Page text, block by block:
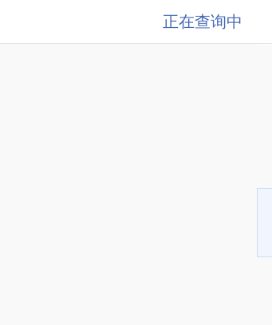
正在查询中